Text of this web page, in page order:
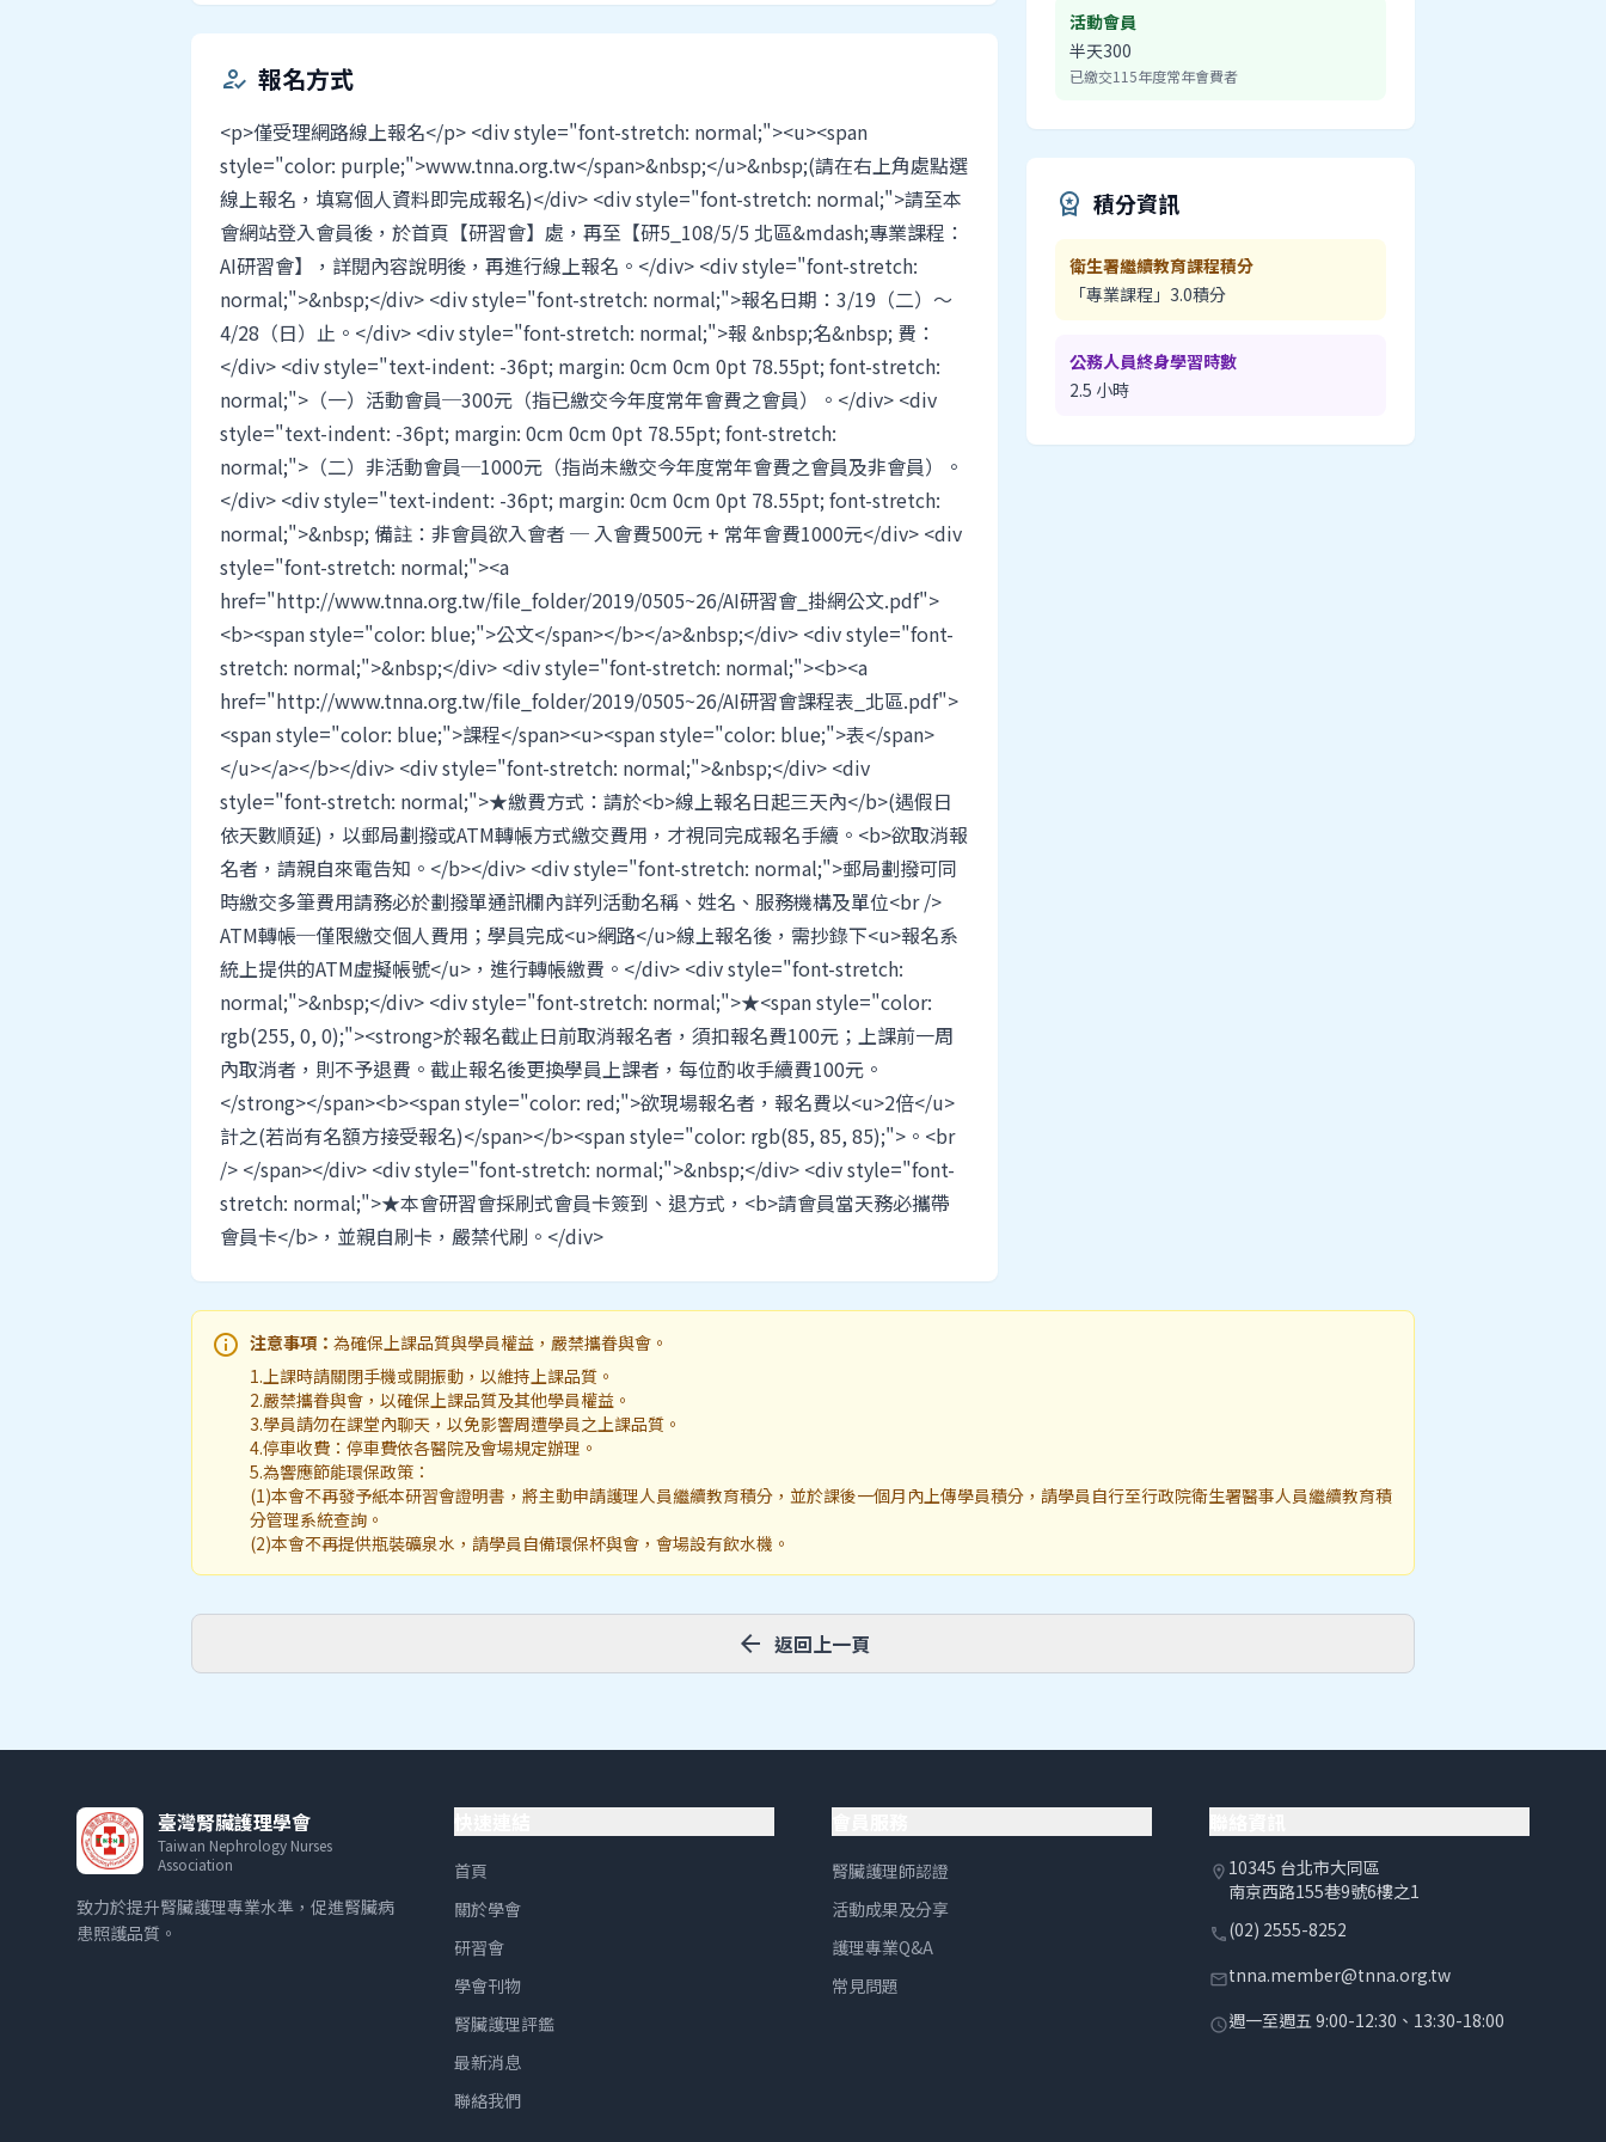
how_to_reg 報名方式
<p>僅受理網路線上報名</p> <div style="font-stretch: normal;"><u><span
style="color: purple;">www.tnna.org.tw</span>&nbsp;</u>&nbsp;(請在右上角處點選
線上報名，填寫個人資料即完成報名)</div> <div style="font-stretch: normal;">請至本
會網站登入會員後，於首頁【研習會】處，再至【研5_108/5/5 北區&mdash;專業課程：
AI研習會】，詳閱內容說明後，再進行線上報名。</div> <div style="font-stretch:
normal;">&nbsp;</div> <div style="font-stretch: normal;">報名日期：3/19（二）～
4/28（日）止。</div> <div style="font-stretch: normal;">報 &nbsp;名&nbsp; 費：
</div> <div style="text-indent: -36pt; margin: 0cm 0cm 0pt 78.55pt; font-stretch:
normal;">（一）活動會員─300元（指已繳交今年度常年會費之會員）。</div> <div
style="text-indent: -36pt; margin: 0cm 0cm 0pt 78.55pt; font-stretch:
normal;">（二）非活動會員─1000元（指尚未繳交今年度常年會費之會員及非會員）。
</div> <div style="text-indent: -36pt; margin: 0cm 0cm 0pt 78.55pt; font-stretch:
normal;">&nbsp; 備註：非會員欲入會者 ─ 入會費500元 + 常年會費1000元</div> <div
style="font-stretch: normal;"><a
href="http://www.tnna.org.tw/file_folder/2019/0505~26/AI研習會_掛網公文.pdf">
<b><span style="color: blue;">公文</span></b></a>&nbsp;</div> <div style="font-
stretch: normal;">&nbsp;</div> <div style="font-stretch: normal;"><b><a
href="http://www.tnna.org.tw/file_folder/2019/0505~26/AI研習會課程表_北區.pdf">
<span style="color: blue;">課程</span><u><span style="color: blue;">表</span>
</u></a></b></div> <div style="font-stretch: normal;">&nbsp;</div> <div
style="font-stretch: normal;">★繳費方式：請於<b>線上報名日起三天內</b>(遇假日
依天數順延)，以郵局劃撥或ATM轉帳方式繳交費用，才視同完成報名手續。<b>欲取消報
名者，請親自來電告知。</b></div> <div style="font-stretch: normal;">郵局劃撥可同
時繳交多筆費用請務必於劃撥單通訊欄內詳列活動名稱、姓名、服務機構及單位<br />
ATM轉帳─僅限繳交個人費用；學員完成<u>網路</u>線上報名後，需抄錄下<u>報名系
統上提供的ATM虛擬帳號</u>，進行轉帳繳費。</div> <div style="font-stretch:
normal;">&nbsp;</div> <div style="font-stretch: normal;">★<span style="color:
rgb(255, 0, 0);"><strong>於報名截止日前取消報名者，須扣報名費100元；上課前一周
內取消者，則不予退費。截止報名後更換學員上課者，每位酌收手續費100元。
</strong></span><b><span style="color: red;">欲現場報名者，報名費以<u>2倍</u>
計之(若尚有名額方接受報名)</span></b><span style="color: rgb(85, 85, 85);">。<br
/> </span></div> <div style="font-stretch: normal;">&nbsp;</div> <div style="font-
stretch: normal;">★本會研習會採刷式會員卡簽到、退方式，<b>請會員當天務必攜帶
會員卡</b>，並親自刷卡，嚴禁代刷。</div>
活動會員
半天300
已繳交115年度常年會費者
workspace_premium 積分資訊
衛生署繼續教育課程積分
「專業課程」3.0積分
公務人員終身學習時數
2.5 小時
info 注意事項： 為確保上課品質與學員權益，嚴禁攜眷與會。
1.上課時請關閉手機或開振動，以維持上課品質。
2.嚴禁攜眷與會，以確保上課品質及其他學員權益。
3.學員請勿在課堂內聊天，以免影響周遭學員之上課品質。
4.停車收費：停車費依各醫院及會場規定辦理。
5.為響應節能環保政策：
(1)本會不再發予紙本研習會證明書，將主動申請護理人員繼續教育積分，並於課後一個月內上傳學員積分，請學員自行至行政院衛生署醫事人員繼續教育積
分管理系統查詢。
(2)本會不再提供瓶裝礦泉水，請學員自備環保杯與會，會場設有飲水機。
arrow_back 返回上一頁
臺灣腎臟護理學會
Taiwan Nephrology Nurses
Association
致力於提升腎臟護理專業水準，促進腎臟病
患照護品質。
首頁
關於學會
研習會
學會刊物
腎臟護理評鑑
最新消息
聯絡我們
腎臟護理師認證
活動成果及分享
護理專業Q&A
常見問題
location_on 10345 台北市大同區
南京西路155巷9號6樓之1
phone(02) 2555-8252
emailtnna.member@tnna.org.tw
schedule週一至週五 9:00-12:30、13:30-18:00